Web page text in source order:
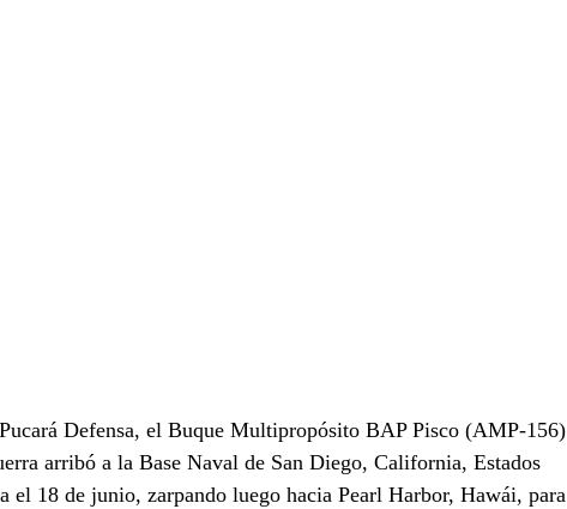
Defensa, el Buque Multipropósito BAP Pisco (AMP-156)
arribó a la Base Naval de San Diego, California, Estados
el 18 de junio, zarpando luego hacia Pearl Harbor, Hawái, para